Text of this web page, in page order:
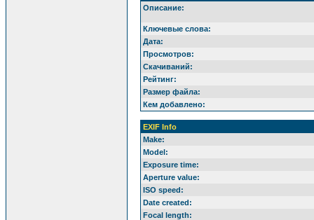
Описание:
Ключевые слова:
Дата:
Просмотров:
Скачиваний:
Рейтинг:
Размер файла:
Кем добавлено:
EXIF Info
Make:
Model:
Exposure time:
Aperture value:
ISO speed:
Date created:
Focal length: